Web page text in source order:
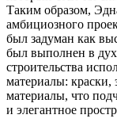
Таким образом,
амбициозного
был задуман как
был выполнен в
строительства
материалы: краски,
материалы, что
и элегантное